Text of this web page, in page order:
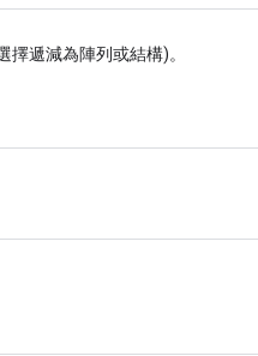
遞減為陣列或結構)。